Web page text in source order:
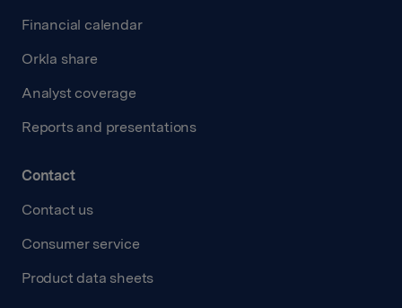
Financial calendar
Orkla share
Analyst coverage
Reports and presentations
Contact
Contact us
Consumer service
Product data sheets